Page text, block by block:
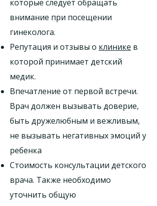
которые следует обращать
внимание при посещении
гинеколога.
Репутация и отзывы о клинике в
которой принимает детский
медик.
Впечатление от первой встречи.
Врач должен вызывать доверие,
быть дружелюбным и вежливым,
не вызывать негативных эмоций у
ребенка
Стоимость консультации детского
врача. Также необходимо
уточнить общую